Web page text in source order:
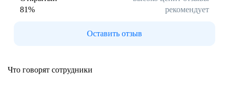
81% рекомендует
Оставить отзыв
Что говорят сотрудники